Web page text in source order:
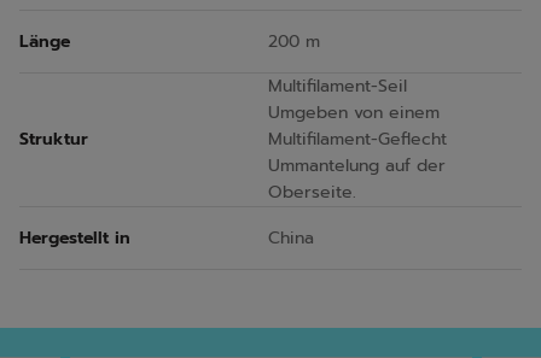
Länge 200 m
Struktur
Multifilament-Seil
Umgeben von einem
Multifilament-Geflecht
Ummantelung auf der
Oberseite.
Hergestellt in
China